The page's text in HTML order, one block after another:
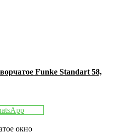
Funke Standart 58,
окно